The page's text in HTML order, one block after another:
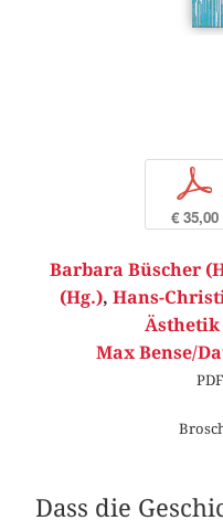
p
€ 35,00
Barbara Büscher
(Hg.), Hans-
Ästhetik
Max Bense/
Dass die